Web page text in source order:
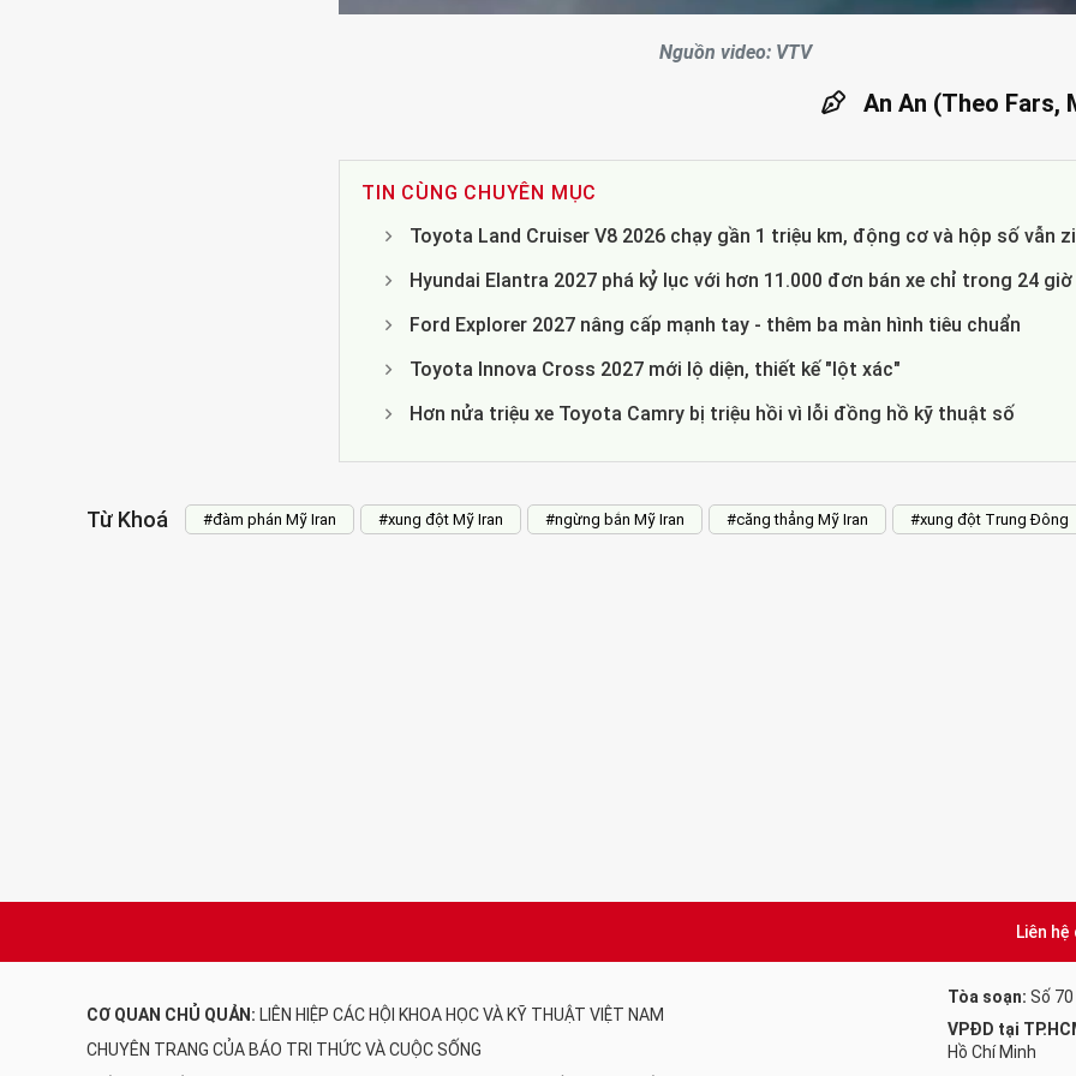
Nguồn video: VTV
An An (Theo Fars,
TIN CÙNG CHUYÊN MỤC
Toyota Land Cruiser V8 2026 chạy gần 1 triệu km, động cơ và hộp số vẫn
Hyundai Elantra 2027 phá kỷ lục với hơn 11.000 đơn bán xe chỉ trong 24 giờ
Ford Explorer 2027 nâng cấp mạnh tay - thêm ba màn hình tiêu chuẩn
Toyota Innova Cross 2027 mới lộ diện, thiết kế "lột xác"
Hơn nửa triệu xe Toyota Camry bị triệu hồi vì lỗi đồng hồ kỹ thuật số
Từ Khoá #đàm phán Mỹ Iran #xung đột Mỹ Iran #ngừng bắn Mỹ Iran #căng thẳng Mỹ Iran #xung đột Trung Đông
Liên
CƠ QUAN CHỦ QUẢN: LIÊN HIỆP CÁC HỘI KHOA HỌC VÀ KỸ THUẬT VIỆT NAM
CHUYÊN TRANG CỦA BÁO TRI THỨC VÀ CUỘC SỐNG
Tòa soạn: Số
VPĐD tại
Hồ Chí Minh